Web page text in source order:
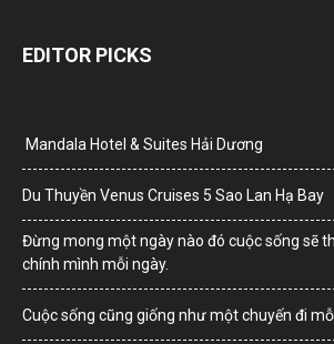
EDITOR PICKS
Mandala Hotel & Suites Hải Dương
Du Thuyền Venus Cruises 5 Sao Lan Hạ Bay
Đừng mong một ngày nào đó cuộc sống sẽ
chính mình mỗi ngày.
Cuộc sống cũng giống như một chuyến đi